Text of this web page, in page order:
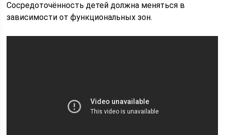
Сосредоточённость детей должна меняться в
зависимости от функциональных зон.